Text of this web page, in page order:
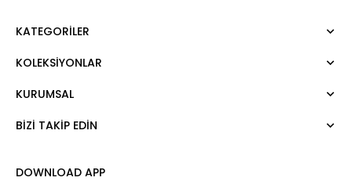
KATEGORILER
Elbise
Pantolon
KOLEKSIYONLAR
Mert Aslan
Night Zoom
KURUMSAL
Hakkımızda
Kariyer
BIZI TAKIP EDIN
DOWNLOAD APP